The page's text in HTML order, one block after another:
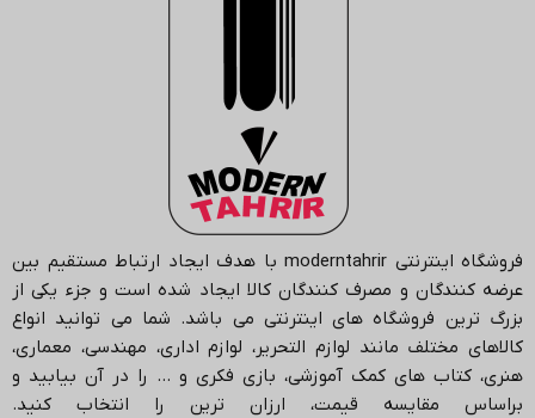
فروشگاه اینترنتی moderntahrir با هدف ایجاد ارتباط مستقیم بین
عرضه کنندگان و مصرف کنندگان کالا ایجاد شده است و جزء یکی از
بزرگ ترین فروشگاه های اینترنتی می باشد. شما می توانید انواع
کالاهای مختلف مانند لوازم التحریر، لوازم اداری، مهندسی، معماری،
هنری، کتاب های کمک آموزشی، بازی فکری و … را در آن بیابید و
براساس مقایسه قیمت، ارزان ترین را انتخاب کنید.